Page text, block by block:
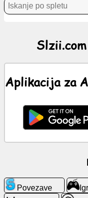
ChatGPT
Igre
Iskanje
spletu
/
spletna
Aplikacija za
Povezave